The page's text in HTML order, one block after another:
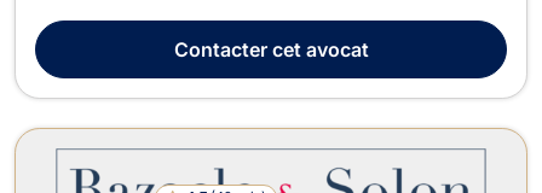
et propriété intellectuelle) de l'Université Jean Moulin Lyon III
(2013), d'un Master spécialisé...
Contactercet avocat